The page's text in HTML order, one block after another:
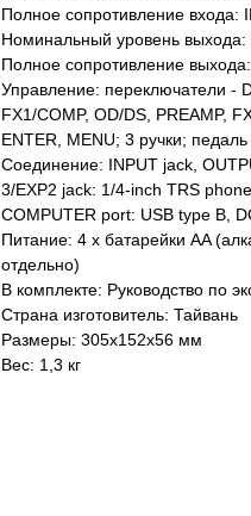
Полное сопротивление входа:
Номинальный уровень
Полное сопротивление
Управление: переключатели -
FX1/COMP, OD/DS, PREAMP,
ENTER, MENU; 3 ручки; педаль
Соединение: INPUT jack,
3/EXP2 jack: 1/4-inch TRS
COMPUTER port: USB type B,
Питание: 4 х батарейки AA
отдельно)
В комплекте: Руководство по
Страна изготовитель: Тайвань
Размеры: 305х152х56 мм
Вес: 1,3 кг